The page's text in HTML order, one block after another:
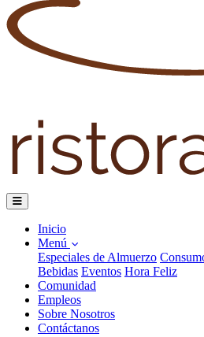
Inicio
Menú
Especiales de Almuerzo
Bebidas Eventos Hora Feliz
Comunidad
Empleos
Sobre Nosotros
Contáctanos